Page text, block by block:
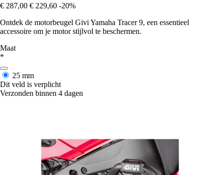
€ 287,00 € 229,60 -20%
Ontdek de motorbeugel Givi Yamaha Tracer 9, een essentieel
accessoire om je motor stijlvol te beschermen.
Maat
*
25 mm
Dit veld is verplicht
Verzonden binnen 4 dagen